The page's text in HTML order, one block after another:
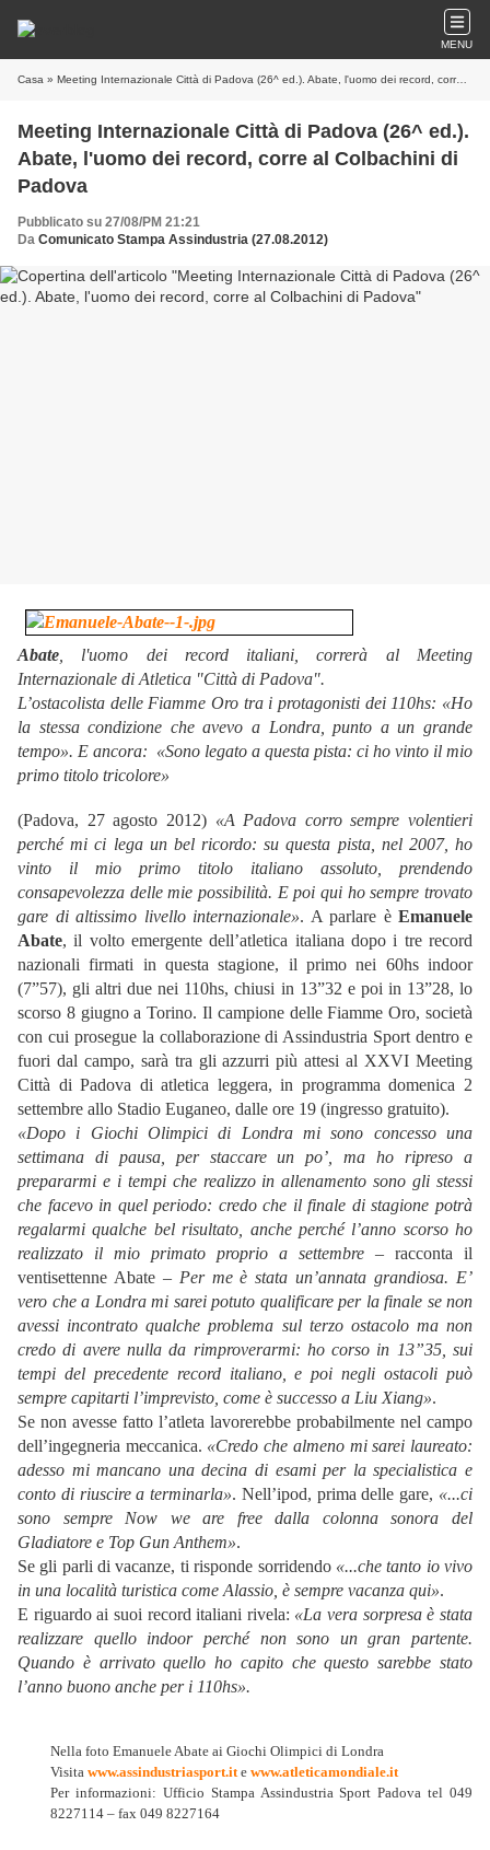
MENU
Casa » Meeting Internazionale Città di Padova (26^ ed.). Abate, l'uomo dei record, corre al Colbachini di Padova
Meeting Internazionale Città di Padova (26^ ed.).
Abate, l'uomo dei record, corre al Colbachini di
Padova
Pubblicato su 27/08/PM 21:21
Da Comunicato Stampa Assindustria (27.08.2012)
Abate , l'uomo dei record italiani, correrà al Meeting
Internazionale di Atletica "Città di Padova".
L’ostacolista delle Fiamme Oro tra i protagonisti dei 110hs: «Ho
la stessa condizione che avevo a Londra, punto a un grande
tempo». E ancora: «Sono legato a questa pista: ci ho vinto il mio
primo titolo tricolore»
(Padova, 27 agosto 2012) «A Padova corro sempre volentieri
perché mi ci lega un bel ricordo: su questa pista, nel 2007, ho
vinto il mio primo titolo italiano assoluto, prendendo
consapevolezza delle mie possibilità. E poi qui ho sempre trovato
gare di altissimo livello internazionale». A parlare è Emanuele
Abate, il volto emergente dell’atletica italiana dopo i tre record
nazionali firmati in questa stagione, il primo nei 60hs indoor
(7”57), gli altri due nei 110hs, chiusi in 13”32 e poi in 13”28, lo
scorso 8 giugno a Torino. Il campione delle Fiamme Oro, società
con cui prosegue la collaborazione di Assindustria Sport dentro e
fuori dal campo, sarà tra gli azzurri più attesi al XXVI Meeting
Città di Padova di atletica leggera, in programma domenica 2
settembre allo Stadio Euganeo, dalle ore 19 (ingresso gratuito).
«Dopo i Giochi Olimpici di Londra mi sono concesso una
settimana di pausa, per staccare un po’, ma ho ripreso a
prepararmi e i tempi che realizzo in allenamento sono gli stessi
che facevo in quel periodo: credo che il finale di stagione potrà
regalarmi qualche bel risultato, anche perché l’anno scorso ho
realizzato il mio primato proprio a settembre – racconta il
ventisettenne Abate – Per me è stata un’annata grandiosa. E’
vero che a Londra mi sarei potuto qualificare per la finale se non
avessi incontrato qualche problema sul terzo ostacolo ma non
credo di avere nulla da rimproverarmi: ho corso in 13”35, sui
tempi del precedente record italiano, e poi negli ostacoli può
sempre capitarti l’imprevisto, come è successo a Liu Xiang».
Se non avesse fatto l’atleta lavorerebbe probabilmente nel campo
dell’ingegneria meccanica. «Credo che almeno mi sarei laureato:
adesso mi mancano una decina di esami per la specialistica e
conto di riuscire a terminarla». Nell’ipod, prima delle gare, «...ci
sono sempre Now we are free dalla colonna sonora del
Gladiatore e Top Gun Anthem».
Se gli parli di vacanze, ti risponde sorridendo «...che tanto io vivo
in una località turistica come Alassio, è sempre vacanza qui».
E riguardo ai suoi record italiani rivela: «La vera sorpresa è stata
realizzare quello indoor perché non sono un gran partente.
Quando è arrivato quello ho capito che questo sarebbe stato
l’anno buono anche per i 110hs».
Nella foto Emanuele Abate ai Giochi Olimpici di Londra
Visita www.assindustriasport.it e www.atleticamondiale.it
Per informazioni: Ufficio Stampa Assindustria Sport Padova tel 049
8227114 – fax 049 8227164